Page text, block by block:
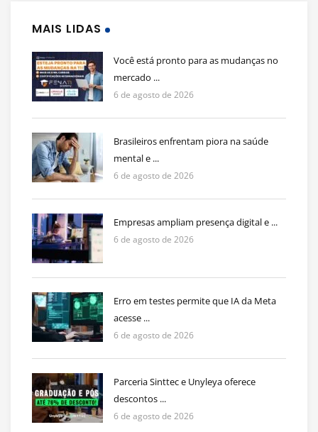
MAIS LIDAS
Você está pronto para as mudanças no
mercado ...
6 de agosto de 2026
Brasileiros enfrentam piora na saúde
mental e ...
6 de agosto de 2026
Empresas ampliam presença digital e ...
6 de agosto de 2026
Erro em testes permite que IA da Meta
acesse ...
6 de agosto de 2026
Parceria Sinttec e Unyleya oferece
descontos ...
6 de agosto de 2026